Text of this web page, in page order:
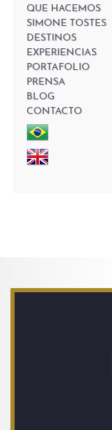
QUE HACEMOS
SIMONE TOSTES
DESTINOS
EXPERIENCIAS
PORTAFOLIO
PRENSA
BLOG
CONTACTO